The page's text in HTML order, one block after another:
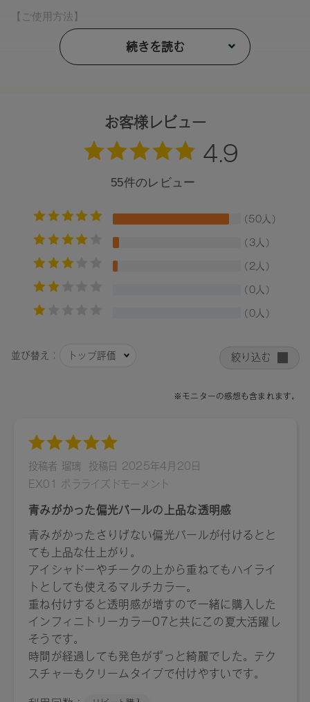
【ご使用方法】
指やチップなどで適量をとり、まぶたや頬、フェイスライン
などにぼかします。
トリエチルヘキサノイン、フェニルトリメチコン、水添ポリ
イソブテン、パルミチン酸デキストリン、セルロース、ミツ
ロウ、アルガニアスピノサ核油、ラベンダー花エキス、ツバ
キ花エキス、グリチルリチン酸2K、カニナバラ果実油、イソ
ステアリン酸ソルビタン、フェノキシエタノール、トコフェ
BG、ジパルミチン酸アスコルビル、（+/-）マイカ、酸化チタ
ン、合成フルオロフロゴパイト、酸化鉄、黄4、赤202、水酸
化Al、グンジョウ、赤201、青1、酸化スズ、赤104（1）、シ
リカ、カオリン、カルミン、コンジョウ、メチコン
【原産国】
店舗でお問い合わせの際には、下記品番をお伝え下さい。
06：4571649065089
07：4571649065096
08：4571649065102
09：4571649065119
EX02：4571649065133
【店舗発売日】
[予約販売]2025/3/26～ [一般販売]2025/4/11～
※店舗での取り扱いや詳しい在庫状況につきましては、各店
舗にお問い合わせください。
※発売日は予告なく変更する可能性がございます。予めご了
承ください。
※通常はご注文より１～３営業日での発送となります。
商品によっては、お届けまで１～２週間かかる場合がござい
続きを読む
お客様レビュー